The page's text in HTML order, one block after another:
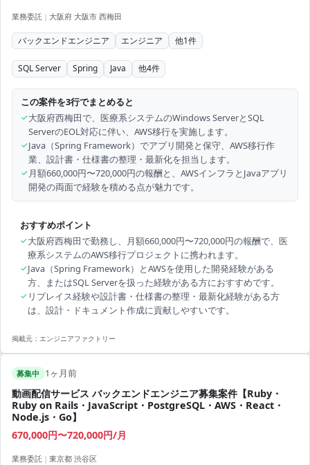
業務委託 | 大阪府 大阪市 西梅田
バックエンドエンジニア エンジニア 他1件
SQL Server Spring Java 他4件
この案件を3行でまとめると
✓大阪府西梅田で、医療系システムのWindows ServerとSQL
ServerのEOL対応に伴い、AWS移行を実施します。
✓Java（Spring Framework）でアプリ開発と保守、AWS移行作
業、設計書・仕様書の整理・最新化を担当します。
✓月額660,000円〜720,000円の報酬と、AWSインフラとJavaアプリ
開発の両面で経験を積める点が魅力です。
おすすめポイント
✓大阪府西梅田で勤務し、月額660,000円〜720,000円の報酬で、医
療系システムのAWS移行プロジェクトに携われます。
✓Java（Spring Framework）とAWSを使用した開発経験がある
方、またはSQL Serverを扱った経験がある方におすすめです。
✓ リプレイス経験や設計書・仕様書の整理・最新化経験がある方
は、設計・ドキュメント作成に貢献しやすいです。
掲載元： エンジニアファクトリー
募集中 1ヶ月前
動画配信サービス バックエンドエンジニア募集案件【Ruby・
Ruby on Rails・JavaScript・PostgreSQL・AWS・React・
Node.js・Go】
670,000円〜720,000円/月
業務委託 | 東京都 渋谷区